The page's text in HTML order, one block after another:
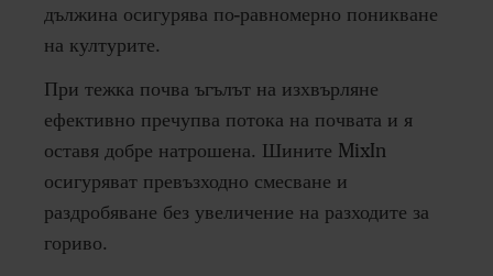
дължина осигурява по-равномерно поникване
на културите.
При тежка почва ъгълът на изхвърляне
ефективно пречупва потока на почвата и я
оставя добре натрошена. Шините MixIn
осигуряват превъзходно смесване и
раздробяване без увеличение на разходите за
гориво.